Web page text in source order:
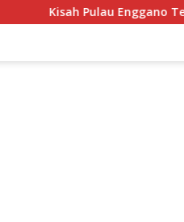
Pertemuan Tumbukan